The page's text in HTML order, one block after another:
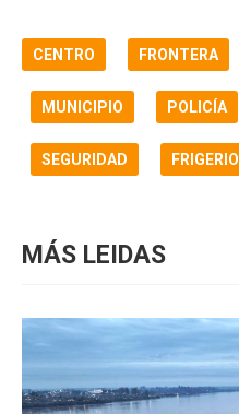
CENTRO FRONTERA
MUNICIPIO POLICÍA
SEGURIDAD FRIGERIO
MÁS LEIDAS